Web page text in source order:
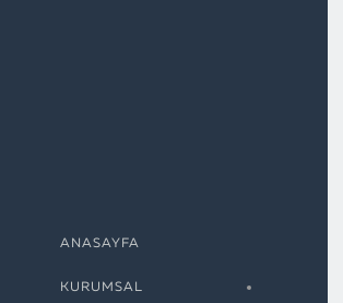
ANASAYFA
KURUMSAL